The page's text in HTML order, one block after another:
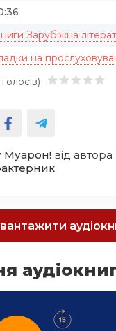
Зарубіжна
на
голосів) -
Муарон!від автора